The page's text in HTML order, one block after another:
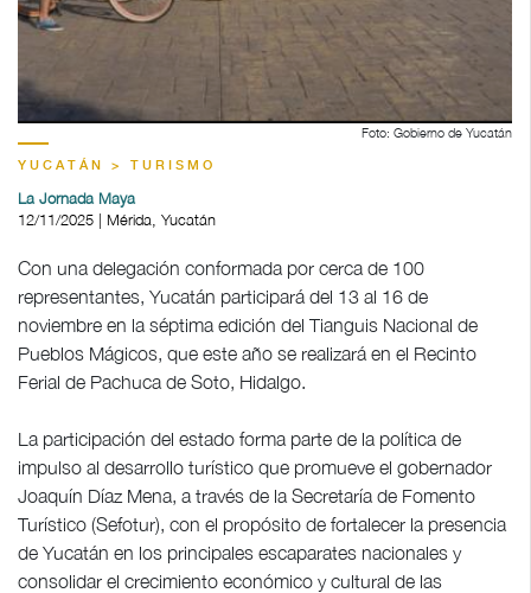
Foto: Gobierno de Yucatán
YUCATÁN > TURISMO
La Jornada Maya
12/11/2025 | Mérida, Yucatán
Con una delegación conformada por cerca de 100
representantes, Yucatán participará del 13 al 16 de
noviembre en la séptima edición del Tianguis Nacional de
Pueblos Mágicos, que este año se realizará en el Recinto
Ferial de Pachuca de Soto, Hidalgo.
La participación del estado forma parte de la política de
impulso al desarrollo turístico que promueve el gobernador
Joaquín Díaz Mena, a través de la Secretaría de Fomento
Turístico (Sefotur), con el propósito de fortalecer la presencia
de Yucatán en los principales escaparates nacionales y
consolidar el crecimiento económico y cultural de las